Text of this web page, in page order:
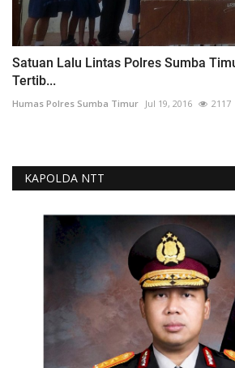
Satuan Lalu Lintas Polres Sumba
Tertib...
Humas Polres Sumba Timur Jul 19, 2016 2117
KAPOLDA NTT